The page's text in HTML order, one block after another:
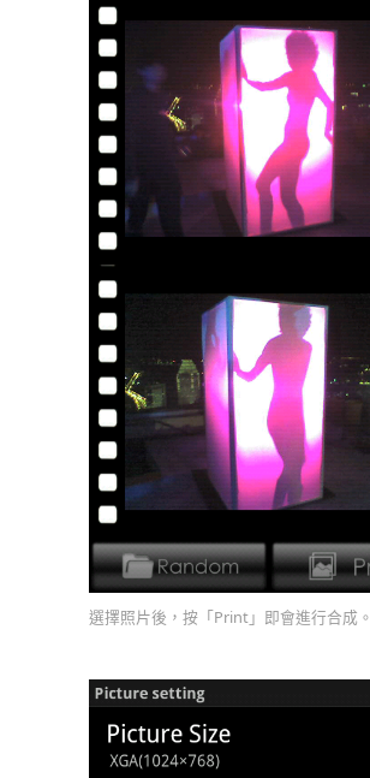
選擇照片後，按「Print」即會進行合成。